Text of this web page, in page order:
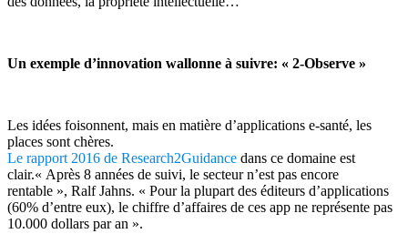
Un exemple d’innovation wallonne à suivre: « 2-Observe »
Les idées foisonnent, mais en matière d’applications e-santé, les
places sont chères.
Le rapport 2016 de Research2Guidance dans ce domaine est
clair.« Après 8 années de suivi, le secteur n’est pas encore
rentable », Ralf Jahns. « Pour la plupart des éditeurs d’applications
(60% d’entre eux), le chiffre d’affaires de ces app ne représente pas
10.000 dollars par an ».